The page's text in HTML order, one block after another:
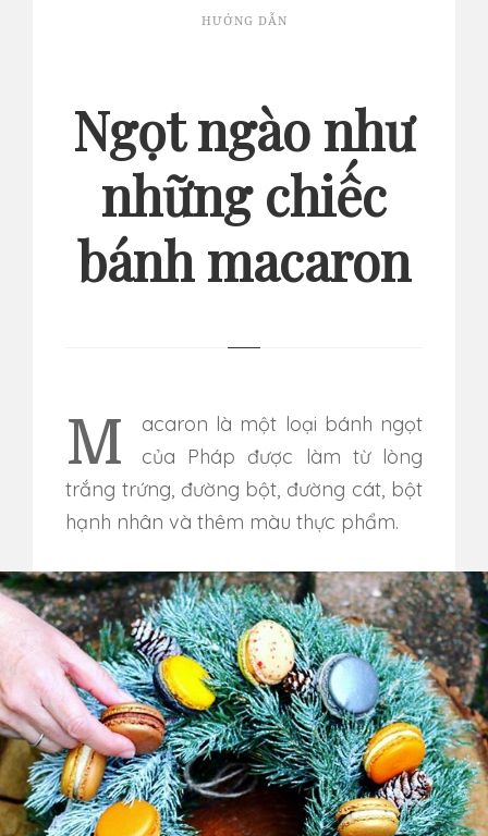
HƯỚNG DẪN
Ngọt ngào như
những chiếc
bánh macaron
Macaron là một loại bánh ngọt
của Pháp được làm từ lòng
trắng trứng, đường bột, đường cát, bột
hạnh nhân và thêm màu thực phẩm.